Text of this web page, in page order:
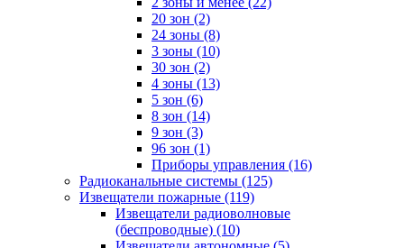
20 зон (2)
24 зоны (8)
3 зоны (10)
30 зон (2)
4 зоны (13)
5 зон (6)
8 зон (14)
9 зон (3)
96 зон (1)
Приборы управления (16)
Радиоканальные системы (125)
Извещатели пожарные (119)
Извещатели радиоволновые
(беспроводные) (10)